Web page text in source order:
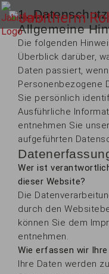
1.
Allgemeine
Die folgenden
Überblick darüber,
Daten passiert,
Personenbezogene
Sie persönlich
Ausführliche
entnehmen Sie
aufgeführten
Wer ist
dieser Website?
Die
durch den
können Sie dem
entnehmen.
Wie erfassen wir Ihre
Ihre Daten werden